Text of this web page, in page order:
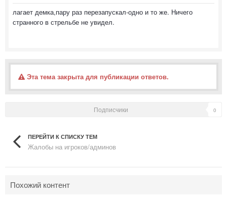
лагает демка,пару раз перезапускал-одно и то же. Ничего
странного в стрельбе не увидел.
Эта тема закрыта для публикации ответов.
Подписчики 0
ПЕРЕЙТИ К СПИСКУ ТЕМ
Жалобы на игроков/админов
Похожий контент